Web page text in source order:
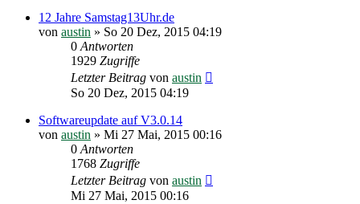
12 Jahre Samstag13Uhr.de
von austin » So 20 Dez, 2015 04:19
0Antworten
1929 Zugriffe
Letzter Beitrag von austin
So 20 Dez, 2015 04:19
Softwareupdate auf V3.0.14
von austin » Mi 27 Mai, 2015 00:16
0Antworten
1768 Zugriffe
Letzter Beitrag von austin
Mi 27 Mai, 2015 00:16